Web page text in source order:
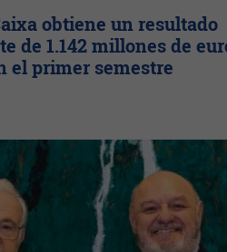
obtiene un resultado
de 1.142 millones de
el primer semestre